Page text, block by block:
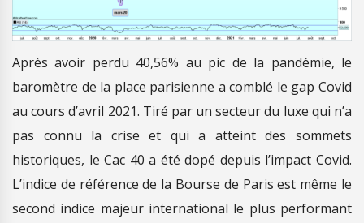
Après avoir perdu 40,56% au pic de la pandémie, le
baromètre de la place parisienne a comblé le gap Covid
au cours d’avril 2021. Tiré par un secteur du luxe qui n’a
pas connu la crise et qui a atteint des sommets
historiques, le Cac 40 a été dopé depuis l’impact Covid.
L’indice de référence de la Bourse de Paris est même le
second indice majeur international le plus performant